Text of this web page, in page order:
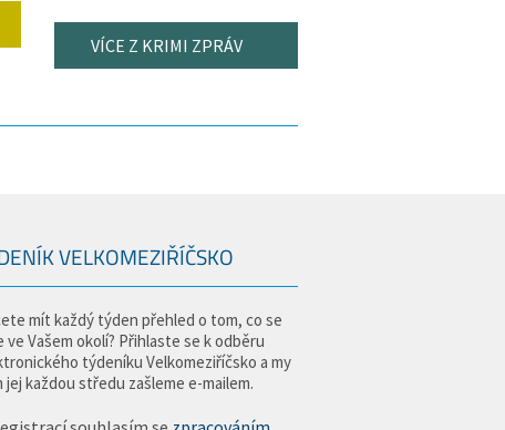
VÍCE Z KRIMI ZPRÁV
VELKOMEZIŘÍČSKO
mít každý týden přehled o tom, co se
ve Vašem okolí? Přihlaste se k odběru
týdeníku Velkomeziříčsko a my
jej každou středu zašleme e-mailem.